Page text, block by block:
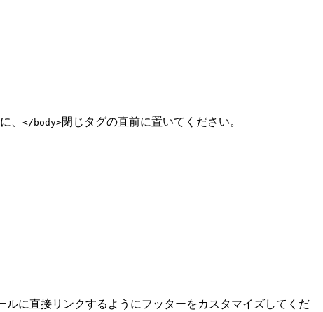
、 </body>閉じタグの直前に置いてください。
ルに直接リンクするようにフッターをカスタマイズしてくだ